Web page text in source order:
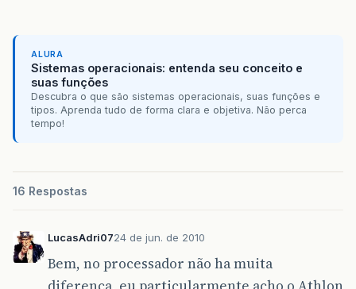
ALURA
Sistemas operacionais: entenda seu conceito e
suas funções
Descubra o que são sistemas operacionais, suas funções e
tipos. Aprenda tudo de forma clara e objetiva. Não perca
tempo!
16 Respostas
LucasAdri0724 de jun. de 2010
Bem, no processador não ha muita